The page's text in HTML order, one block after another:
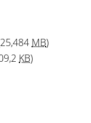
MB)
KB)